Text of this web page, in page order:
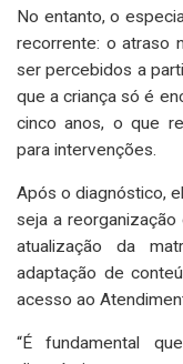
No entanto, o
recorrente: o atraso
ser percebidos a
que a criança só é
cinco anos, o que
para intervenções.
Após o diagnóstico,
seja a
atualização da
adaptação de
acesso ao
“É fundamental